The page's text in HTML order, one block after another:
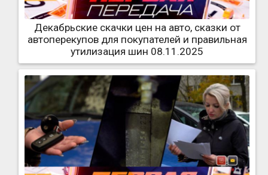
Декабрьские скачки цен на авто, сказки от
автоперекупов для покупателей и правильная
утилизация шин 08.11.2025